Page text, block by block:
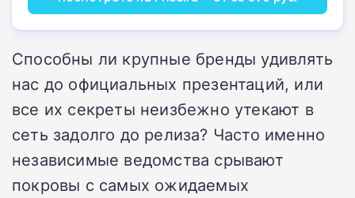
Способны ли крупные бренды удивлять
нас до официальных презентаций, или
все их секреты неизбежно утекают в
сеть задолго до релиза? Часто именно
независимые ведомства срывают
покровы с самых ожидаемых